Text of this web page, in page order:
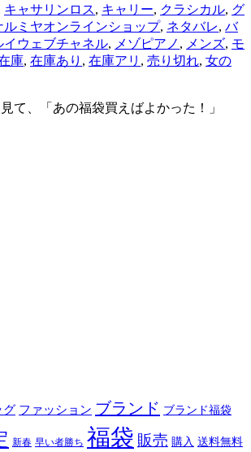
キャサリンロス, キャリー, クラシカル, グ
ルミヤオンラインショップ, ネタバレ, バ
イウェブチャネル, メゾピアノ , メンズ, モ
庫, 在庫あり , 在庫アリ , 売り切れ, 女の
て、「あの福袋買えばよかった！」
グ ファッション ブランド ブランド福袋
新春 早い者勝ち 福袋 販売 購入 送料無料